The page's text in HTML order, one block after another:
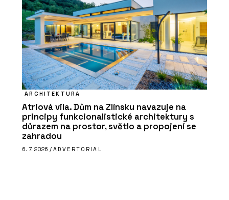
ARCHITEKTURA
Atriová vila. Dům na Zlínsku navazuje na
principy funkcionalistické architektury s
důrazem na prostor, světlo a propojení se
zahradou
6. 7. 2026 / ADVERTORIAL